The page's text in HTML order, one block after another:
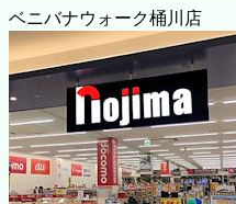
ベニバナウォーク桶川店